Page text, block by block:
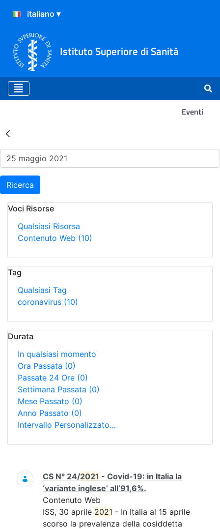
Istituto Superiore di Sanità
Eventi
Risultati della Ricerca -
Ricerca
Voci Risorse
Qualsiasi Risorsa
Contenuto Web (10)
Tag
Qualsiasi Tag
coronavirus (10)
Durata
In qualsiasi momento
Ora Passata (0)
Passate 24 Ore (0)
Settimana Passata (0)
Mese Passato (0)
Anno Passato (0)
Intervallo Personalizzato…
Ricerca
CS N° 24/2021 - Covid-19: in Italia la
‘variante inglese’ all’91,6%.
Contenuto Web
ISS, 30 aprile 2021 - In Italia al 15 aprile
scorso la prevalenza della cosiddetta